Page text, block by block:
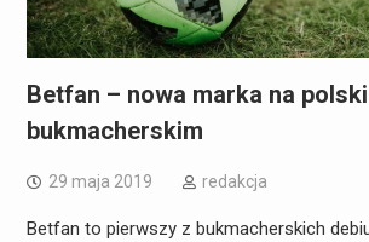
Betfan – nowa marka na
bukmacherskim
29 maja 2019 redakcja
Betfan to pierwszy z bukmacherskich